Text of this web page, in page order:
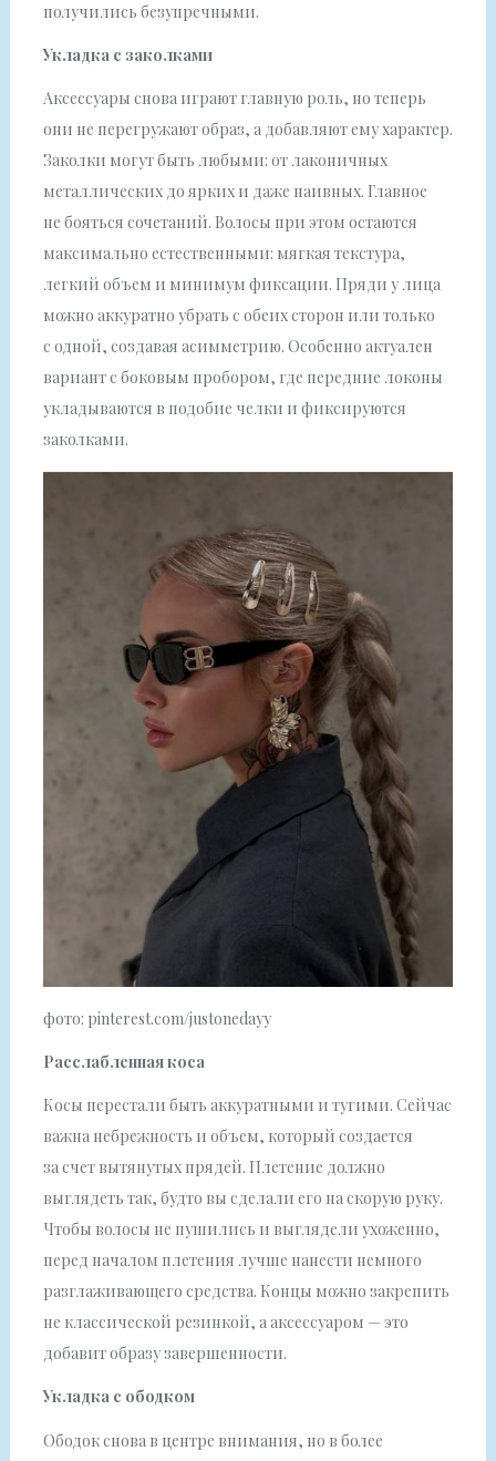
получились безупречными.
Укладка с заколками
Аксессуары снова играют главную роль, но теперь
они не перегружают образ, а добавляют ему характер.
Заколки могут быть любыми: от лаконичных
металлических до ярких и даже наивных. Главное
не бояться сочетаний. Волосы при этом остаются
максимально естественными: мягкая текстура,
легкий объем и минимум фиксации. Пряди у лица
можно аккуратно убрать с обеих сторон или только
с одной, создавая асимметрию. Особенно актуален
вариант с боковым пробором, где передние локоны
укладываются в подобие челки и фиксируются
заколками.
фото: pinterest.com/justonedayy
Расслабленная коса
Косы перестали быть аккуратными и тугими. Сейчас
важна небрежность и объем, который создается
за счет вытянутых прядей. Плетение должно
выглядеть так, будто вы сделали его на скорую руку.
Чтобы волосы не пушились и выглядели ухоженно,
перед началом плетения лучше нанести немного
разглаживающего средства. Концы можно закрепить
не классической резинкой, а аксессуаром — это
добавит образу завершенности.
Укладка с ободком
Ободок снова в центре внимания, но в более